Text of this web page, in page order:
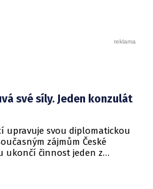
své síly. Jeden konzulát
upravuje svou diplomatickou
zájmům České
ukončí činnost jeden z